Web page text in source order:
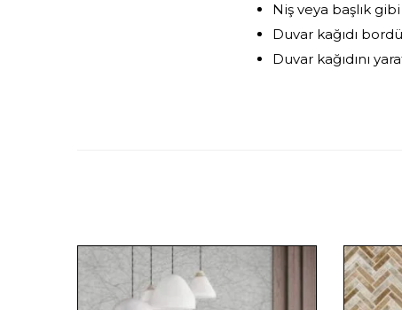
Niş veya başlık
Duvar kağıdı
Duvar kağıdını